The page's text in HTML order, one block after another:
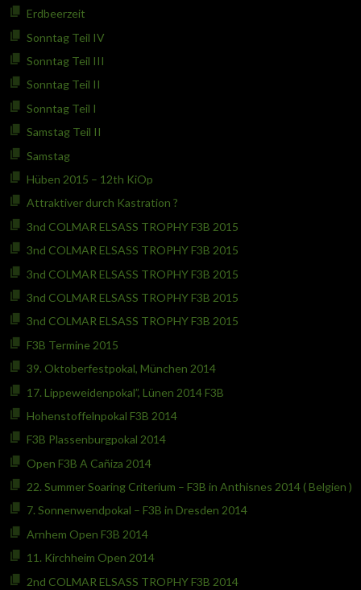
Erdbeerzeit
Sonntag Teil IV
Sonntag Teil III
Sonntag Teil II
Sonntag Teil I
Samstag Teil II
Samstag
Hüben 2015 – 12th KiOp
Attraktiver durch Kastration ?
3nd COLMAR ELSASS TROPHY F3B 2015
3nd COLMAR ELSASS TROPHY F3B 2015
3nd COLMAR ELSASS TROPHY F3B 2015
3nd COLMAR ELSASS TROPHY F3B 2015
3nd COLMAR ELSASS TROPHY F3B 2015
F3B Termine 2015
39. Oktoberfestpokal, München 2014
17. Lippeweidenpokal”, Lünen 2014 F3B
Hohenstoffelnpokal F3B 2014
F3B Plassenburgpokal 2014
Open F3B A Cañiza 2014
22. Summer Soaring Criterium – F3B in Anthisnes 2014 ( Belgien )
7. Sonnenwendpokal – F3B in Dresden 2014
Arnhem Open F3B 2014
11. Kirchheim Open 2014
2nd COLMAR ELSASS TROPHY F3B 2014